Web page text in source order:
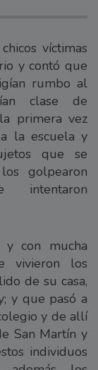
víctimas
y contó que
rumbo al
clase de
primera vez
la escuela y
que se
golpearon
intentaron
y con mucha
vivieron los
de su casa,
y que pasó a
y de allí
San Martín y
individuos